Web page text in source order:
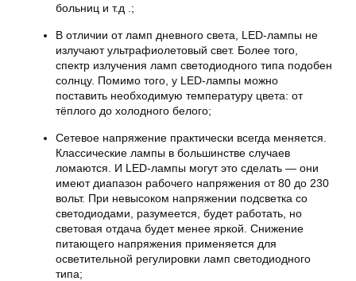
больниц и т.д .;
В отличии от ламп дневного света, LED-лампы не
излучают ультрафиолетовый свет. Более того,
спектр излучения ламп светодиодного типа подобен
солнцу. Помимо того, у LED-лампы можно
поставить необходимую температуру цвета: от
тёплого до холодного белого;
Сетевое напряжение практически всегда меняется.
Классические лампы в большинстве случаев
ломаются. И LED-лампы могут это сделать — они
имеют диапазон рабочего напряжения от 80 до 230
вольт. При невысоком напряжении подсветка со
светодиодами, разумеется, будет работать, но
световая отдача будет менее яркой. Снижение
питающего напряжения применяется для
осветительной регулировки ламп светодиодного
типа;